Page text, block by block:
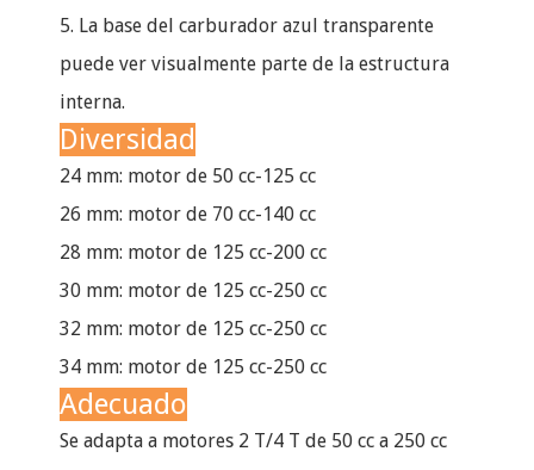
5. La base del carburador azul transparente
puede ver visualmente parte de la estructura
interna.
Diversidad
24 mm: motor de 50 cc-125 cc
26 mm: motor de 70 cc-140 cc
28 mm: motor de 125 cc-200 cc
30 mm: motor de 125 cc-250 cc
32 mm: motor de 125 cc-250 cc
34 mm: motor de 125 cc-250 cc
Adecuado
Se adapta a motores 2 T/4 T de 50 cc a 250 cc